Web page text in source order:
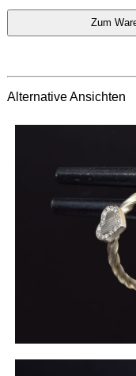
Alternative Ansichten